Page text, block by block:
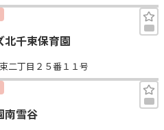
北千束保育園
二丁目２５番１１号
南雪谷